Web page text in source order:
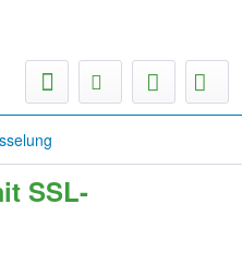
SSL-